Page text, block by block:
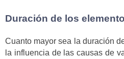
Duración de los
Cuanto mayor sea la duración
la influencia de las causas de